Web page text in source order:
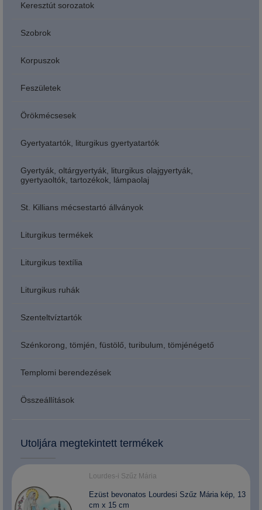
Keresztút sorozatok
Szobrok
Korpuszok
Feszületek
Örökmécsesek
Gyertyatartók, liturgikus gyertyatartók
Gyertyák, oltárgyertyák, liturgikus olajgyertyák,
gyertyaoltók, tartozékok, lámpaolaj
St. Killians mécsestartó állványok
Liturgikus termékek
Liturgikus textília
Liturgikus ruhák
Szenteltvíztartók
Szénkorong, tömjén, füstölő, turibulum, tömjénégető
Templomi berendezések
Összeállítások
Utoljára megtekintett termékek
Lourdes-i Szűz Mária
Ezüst bevonatos Lourdesi Szűz Mária kép, 13
cm x 15 cm